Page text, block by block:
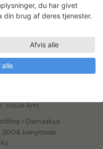
Visual Arts
i Damaskus
2004 benyttede
du har givet
din brug af deres tjenester.
Afvis alle
alle